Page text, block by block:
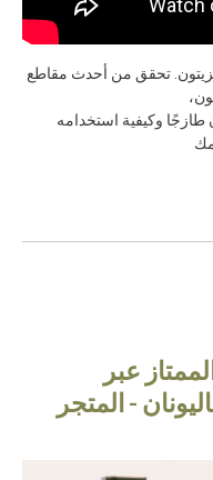
تحقق من أحدث مقاطع
طازجًا وكيفية استخدامه
عبر
- المتجر